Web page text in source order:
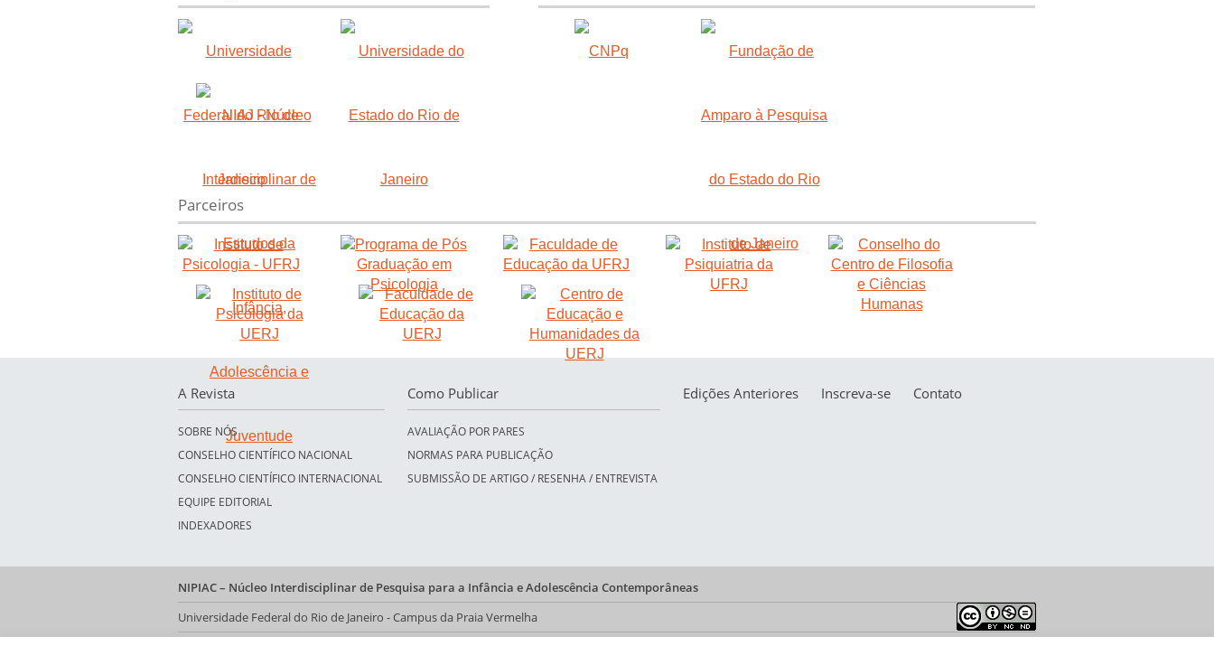
Parceiros
A Revista
SOBRE NÓS
CONSELHO CIENTÍFICO NACIONAL
CONSELHO CIENTÍFICO INTERNACIONAL
EQUIPE EDITORIAL
INDEXADORES
Como Publicar
AVALIAÇÃO POR PARES
NORMAS PARA PUBLICAÇÃO
SUBMISSÃO DE ARTIGO / RESENHA / ENTREVISTA
Edições Anteriores Inscreva-se Contato
NIPIAC – Núcleo Interdisciplinar de Pesquisa para a Infância e Adolescência Contemporâneas
Universidade Federal do Rio de Janeiro - Campus da Praia Vermelha